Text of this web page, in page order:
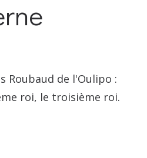
Roubaud de l'Oulipo :
roi, le troisième roi.